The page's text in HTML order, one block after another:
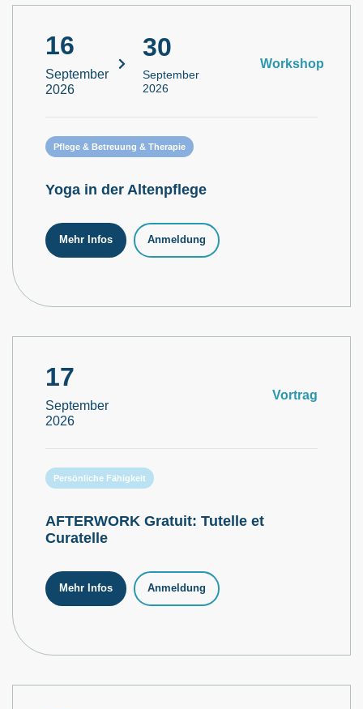
16
September
2026
30
September
2026
Workshop
Pflege & Betreuung & Therapie
Yoga in der Altenpflege
Mehr Infos Anmeldung
17
September
2026
Vortrag
Persönliche Fähigkeit
AFTERWORK Gratuit: Tutelle et
Curatelle
Mehr Infos Anmeldung